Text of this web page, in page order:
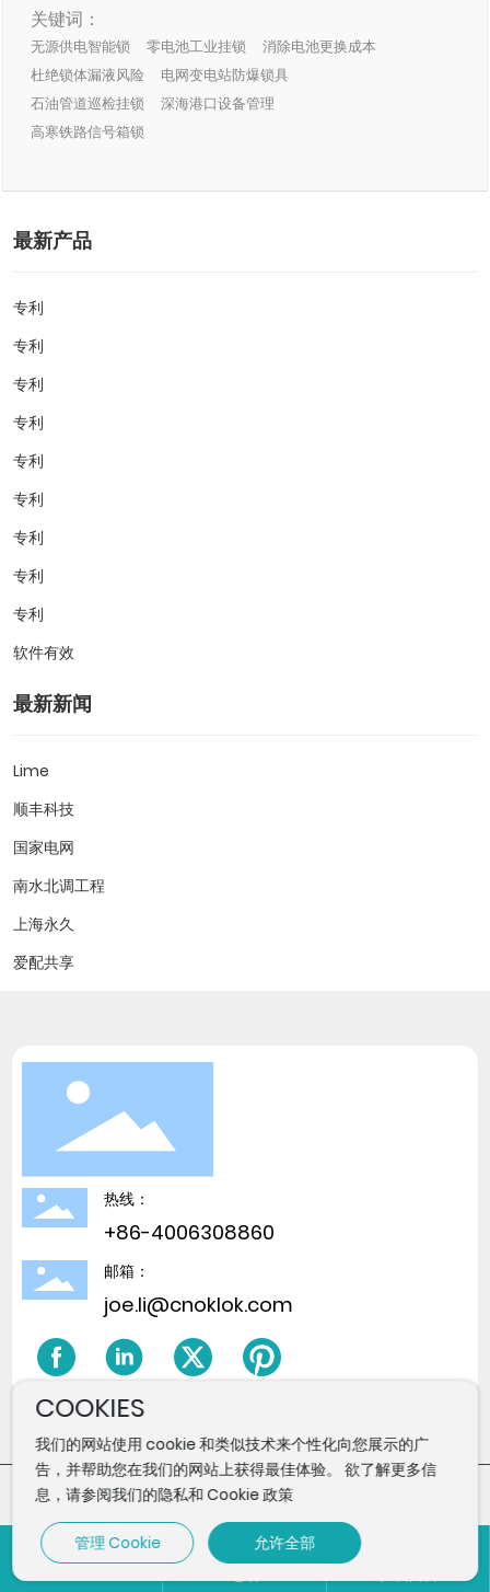
关键词：
无源供电智能锁 零电池工业挂锁
消除电池更换成本
杜绝锁体漏液风险
电网变电站防爆锁具
石油管道巡检挂锁
深海港口设备管理
高寒铁路信号箱锁
最新产品
专利
专利
专利
专利
专利
专利
专利
专利
专利
软件有效
最新新闻
Lime
顺丰科技
国家电网
南水北调工程
上海永久
爱配共享
热线：
+86-4006308860
邮箱：
joe.li@cnoklok.com
© COPYRIGHT 2022 龙兄弟数码锁 ALL RIGHTS RESERVED 粤
ICP备18016736号
SEO
粤ICP备18016736号-3技术支持：中企跨境 深圳
COOKIES
我们的网站使用 cookie 和类似技术来个性化向您展示的广
告，并帮助您在我们的网站上获得最佳体验。 欲了解更多信
息，请参阅我们的隐私和 Cookie 政策
管理 Cookie
允许全部